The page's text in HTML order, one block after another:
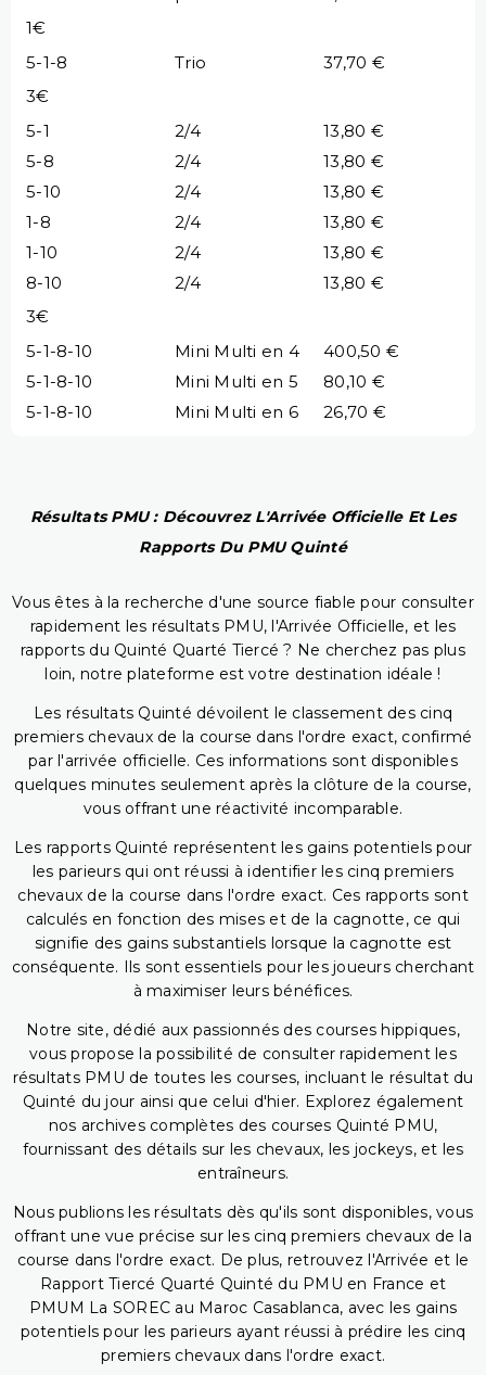
1€
5-1-8
Trio
37,70 €
3€
5-1
2/4
13,80 €
5-8
2/4
13,80 €
5-10
2/4
13,80 €
1-8
2/4
13,80 €
1-10
2/4
13,80 €
8-10
2/4
13,80 €
3€
5-1-8-10
Mini Multi en 4
400,50 €
5-1-8-10
Mini Multi en 5
80,10 €
5-1-8-10
Mini Multi en 6 26,70 €
Résultats PMU : Découvrez L'Arrivée Officielle Et Les
Rapports Du PMU Quinté
Vous êtes à la recherche d'une source fiable pour consulter
rapidement les résultats PMU, l'Arrivée Officielle, et les
rapports du Quinté Quarté Tiercé ? Ne cherchez pas plus
loin, notre plateforme est votre destination idéale !
Les résultats Quinté dévoilent le classement des cinq
premiers chevaux de la course dans l'ordre exact, confirmé
par l'arrivée officielle. Ces informations sont disponibles
quelques minutes seulement après la clôture de la course,
vous offrant une réactivité incomparable.
Les rapports Quinté représentent les gains potentiels pour
les parieurs qui ont réussi à identifier les cinq premiers
chevaux de la course dans l'ordre exact. Ces rapports sont
calculés en fonction des mises et de la cagnotte, ce qui
signifie des gains substantiels lorsque la cagnotte est
conséquente. Ils sont essentiels pour les joueurs cherchant
à maximiser leurs bénéfices.
Notre site, dédié aux passionnés des courses hippiques,
vous propose la possibilité de consulter rapidement les
résultats PMU de toutes les courses, incluant le résultat du
Quinté du jour ainsi que celui d'hier. Explorez également
nos archives complètes des courses Quinté PMU,
fournissant des détails sur les chevaux, les jockeys, et les
entraîneurs.
Nous publions les résultats dès qu'ils sont disponibles, vous
offrant une vue précise sur les cinq premiers chevaux de la
course dans l'ordre exact. De plus, retrouvez l'Arrivée et le
Rapport Tiercé Quarté Quinté du PMU en France et
PMUM La SOREC au Maroc Casablanca, avec les gains
potentiels pour les parieurs ayant réussi à prédire les cinq
premiers chevaux dans l'ordre exact.